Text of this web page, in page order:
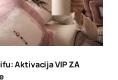
Aktivacija VIP ZA